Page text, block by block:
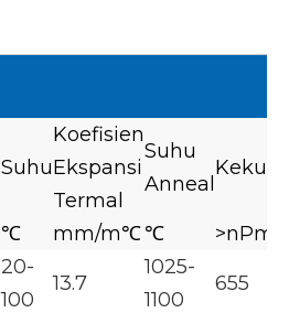
Suhu
Koefisien
Ekspansi
Termal
Suhu
Anneal
℃ mm/m℃℃
20-
100
13.7
1025-
1100
655